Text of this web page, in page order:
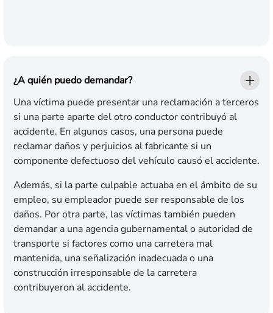
¿A quién puedo demandar?
Una víctima puede presentar una reclamación a terceros
si una parte aparte del otro conductor contribuyó al
accidente. En algunos casos, una persona puede
reclamar daños y perjuicios al fabricante si un
componente defectuoso del vehículo causó el accidente.
Además, si la parte culpable actuaba en el ámbito de su
empleo, su empleador puede ser responsable de los
daños. Por otra parte, las víctimas también pueden
demandar a una agencia gubernamental o autoridad de
transporte si factores como una carretera mal
mantenida, una señalización inadecuada o una
construcción irresponsable de la carretera
contribuyeron al accidente.